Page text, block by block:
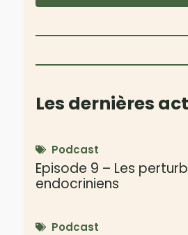
Les dernières
Podcast
Episode 9 – Les
endocriniens
Podcast